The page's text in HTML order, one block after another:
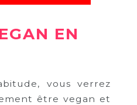
EN
vous verrez
être vegan et